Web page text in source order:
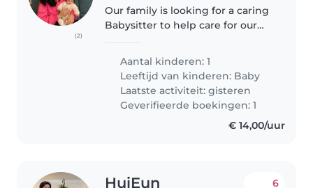
(2)
Our family is looking for a caring
Babysitter to help care for our
month-old. We'd love someone
who is comfortable with light
chores around the house...
Aantal kinderen: 1
Leeftijd van kinderen: Baby
Laatste activiteit: gisteren
Geverifieerde boekingen: 1
€ 14,00/uur
HuiEun 6